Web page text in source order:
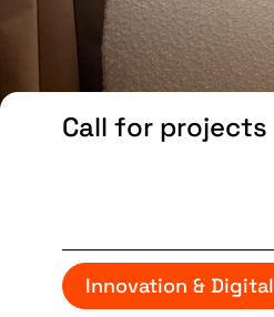
Call for projects
Innovation & Digital